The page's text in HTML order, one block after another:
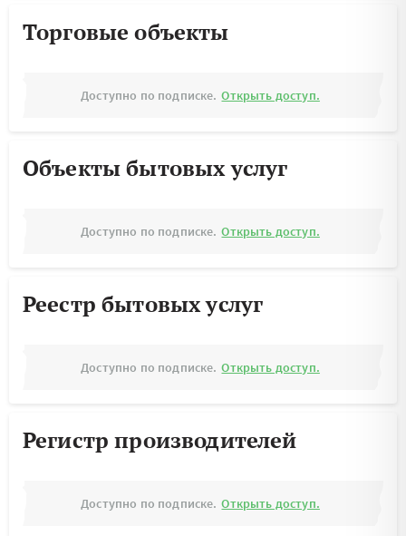
Торговые объекты
Доступно по подписке. Открыть доступ.
Объекты бытовых услуг
Доступно по подписке. Открыть доступ.
Реестр бытовых услуг
Доступно по подписке. Открыть доступ.
Регистр производителей
Доступно по подписке. Открыть доступ.